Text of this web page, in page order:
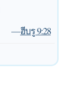
—ฮีบรู 9:28